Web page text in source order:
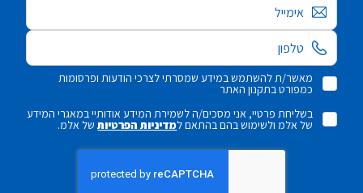
אימייל
מאשר/ת להשתמש במידע שמסרתי לצרכי הודעות ופרסומות
כמפורט בתקנון האתר
בשליחת פרטיי, אני מסכים/ה לשמירת המידע אודותיי במאגרי המידע
של אלמ ולשימוש בהם בהתאם למדיניות הפרטיותשל אלמ.